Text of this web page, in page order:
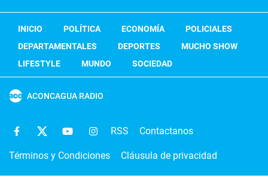
INICIO POLÍTICA ECONOMÍA
POLICIALES
DEPARTAMENTALES
DEPORTES
MUCHO SHOW
LIFESTYLE
MUNDO SOCIEDAD
ACONCAGUA RADIO
RSS Contactanos
Términos y Condiciones Cláusula de privacidad